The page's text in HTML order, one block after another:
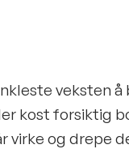
veksten å
kost forsiktig
virke og drepe